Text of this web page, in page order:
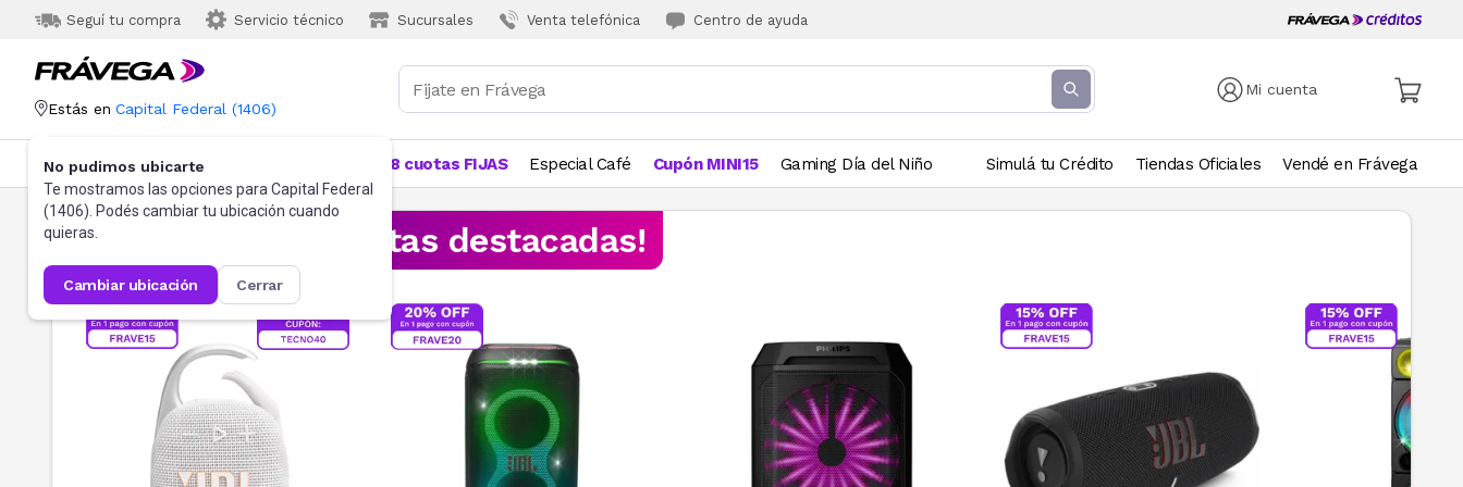
Seguí tu compra Servicio técnico Sucursales Venta telefónica Centro de ayuda
Mi cuenta
Estás en Capital Federal (1406)
No pudimos ubicarte
Te mostramos las opciones para Capital Federal
(1406). Podés cambiar tu ubicación cuando
quieras.
cambiar ubicación cerrar
Categorías Más Vendidos 18 cuotas FIJAS Especial Café Cupón MINI15 Gaming Día del Niño Simulá tu Crédito Tiendas Oficiales Vendé en Frávega
¡Aprovechá las ofertas destacadas!